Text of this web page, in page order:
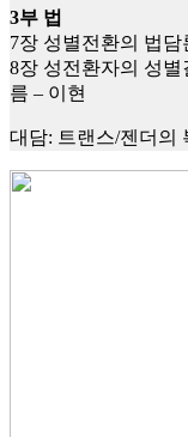
3부 법
7장 성별전환의 법담
8장 성전환자의 성
름 – 이현
대담: 트랜스/젠더의